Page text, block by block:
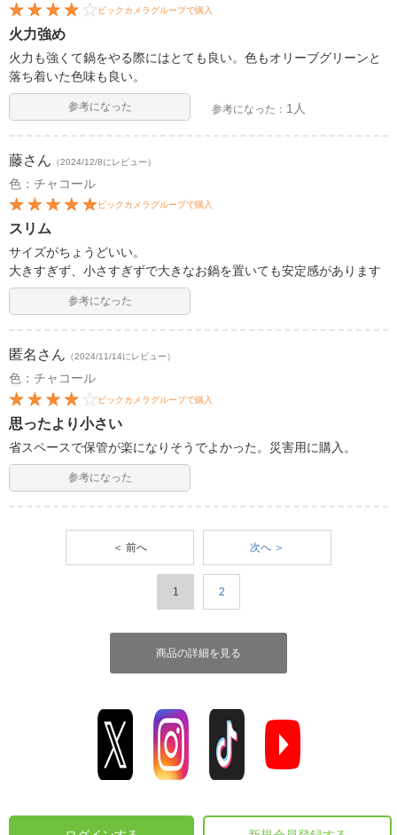
ビックカメラグループで購入
火力強め
火力も強くて鍋をやる際にはとても良い。色もオリーブグリーンと
落ち着いた色味も良い。
参考になった 参考になった： 1人
藤さん （2024/12/8にレビュー）
色：チャコール
ビックカメラグループで購入
スリム
サイズがちょうどいい。
大きすぎず、小さすぎずで大きなお鍋を置いても安定感があります
参考になった
匿名 さん （2024/11/14にレビュー）
色：チャコール
ビックカメラグループで購入
思ったより小さい
省スペースで保管が楽になりそうでよかった。災害用に購入。
参考になった
＜ 前へ 次へ ＞
1 2
商品の詳細を見る